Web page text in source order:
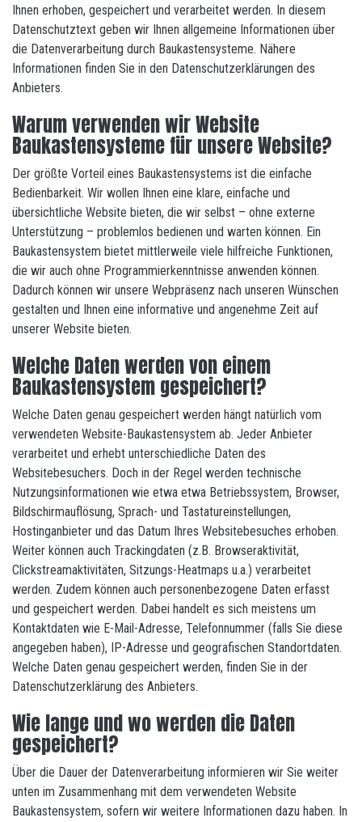
Ihnen erhoben, gespeichert und verarbeitet werden. In diesem
Datenschutztext geben wir Ihnen allgemeine Informationen über
die Datenverarbeitung durch Baukastensysteme. Nähere
Informationen finden Sie in den Datenschutzerklärungen des
Anbieters.
Warum verwenden wir Website
Baukastensysteme für unsere Website?
Der größte Vorteil eines Baukastensystems ist die einfache
Bedienbarkeit. Wir wollen Ihnen eine klare, einfache und
übersichtliche Website bieten, die wir selbst – ohne externe
Unterstützung – problemlos bedienen und warten können. Ein
Baukastensystem bietet mittlerweile viele hilfreiche Funktionen,
die wir auch ohne Programmierkenntnisse anwenden können.
Dadurch können wir unsere Webpräsenz nach unseren Wünschen
gestalten und Ihnen eine informative und angenehme Zeit auf
unserer Website bieten.
Welche Daten werden von einem
Baukastensystem gespeichert?
Welche Daten genau gespeichert werden hängt natürlich vom
verwendeten Website-Baukastensystem ab. Jeder Anbieter
verarbeitet und erhebt unterschiedliche Daten des
Websitebesuchers. Doch in der Regel werden technische
Nutzungsinformationen wie etwa etwa Betriebssystem, Browser,
Bildschirmauflösung, Sprach- und Tastatureinstellungen,
Hostinganbieter und das Datum Ihres Websitebesuches erhoben.
Weiter können auch Trackingdaten (z.B. Browseraktivität,
Clickstreamaktivitäten, Sitzungs-Heatmaps u.a.) verarbeitet
werden. Zudem können auch personenbezogene Daten erfasst
und gespeichert werden. Dabei handelt es sich meistens um
Kontaktdaten wie E-Mail-Adresse, Telefonnummer (falls Sie diese
angegeben haben), IP-Adresse und geografischen Standortdaten.
Welche Daten genau gespeichert werden, finden Sie in der
Datenschutzerklärung des Anbieters.
Wie lange und wo werden die Daten
gespeichert?
Über die Dauer der Datenverarbeitung informieren wir Sie weiter
unten im Zusammenhang mit dem verwendeten Website
Baukastensystem, sofern wir weitere Informationen dazu haben. In